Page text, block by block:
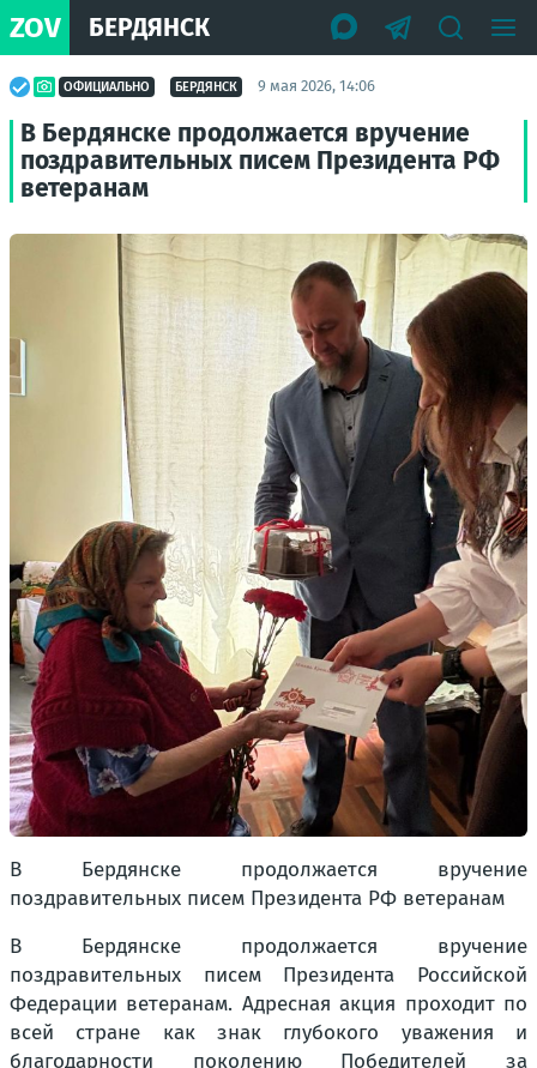
ZOV БЕРДЯНСК
ОФИЦИАЛЬНО БЕРДЯНСК 9 мая 2026, 14:06
В Бердянске продолжается вручение
поздравительных писем Президента РФ
ветеранам
В Бердянске продолжается вручение
поздравительных писем Президента РФ ветеранам
В Бердянске продолжается вручение
поздравительных писем Президента Российской
Федерации ветеранам. Адресная акция проходит по
всей стране как знак глубокого уважения и
благодарности поколению Победителей за